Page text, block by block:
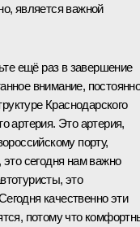
является важной
ещё раз в завершение
внимание,
Краснодарского
артерия. Это артерия,
порту,
это сегодня нам важно
это
качественно эти
потому что